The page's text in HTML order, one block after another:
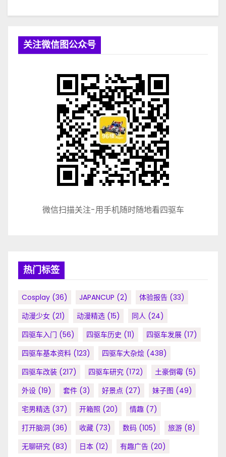
关注微信图公众号
微信扫描关注-用手机随时随地看四驱车
热门标签
Cosplay (36) JAPANCUP (2) 体验报告 (33)
动漫少女 (21) 动漫精选 (15) 同人 (24)
四驱车入门 (56) 四驱车历史 (11) 四驱车发展 (17)
四驱车基本资料 (123) 四驱车大杂烩 (438)
四驱车改装 (217) 四驱车研究 (172) 土豪倒霉 (5)
外设 (19) 套件 (3) 好景点 (27) 妹子图 (49)
宅男精选 (37) 开箱照 (20) 情趣 (7)
打开脑洞 (36) 收藏 (73) 数码 (105) 旅游 (8)
无聊研究 (83) 日本 (12) 有趣广告 (20)